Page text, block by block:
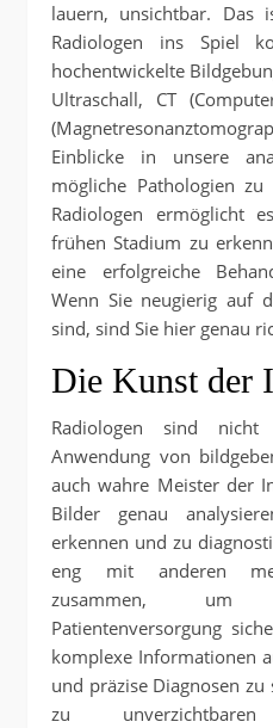
lauern, unsichtbar.
Radiologen ins Spiel
hochentwickelte
Ultraschall, CT
Einblicke in unsere
mögliche Pathologien
Radiologen ermöglicht
frühen Stadium zu
eine erfolgreiche
Wenn Sie neugierig auf
sind, sind Sie hier genau
Die Kunst der
Radiologen sind
Anwendung von
auch wahre Meister der
Bilder genau
erkennen und zu
eng mit anderen
zusammen, um
Patientenversorgung
komplexe Informationen
und präzise Diagnosen
zu